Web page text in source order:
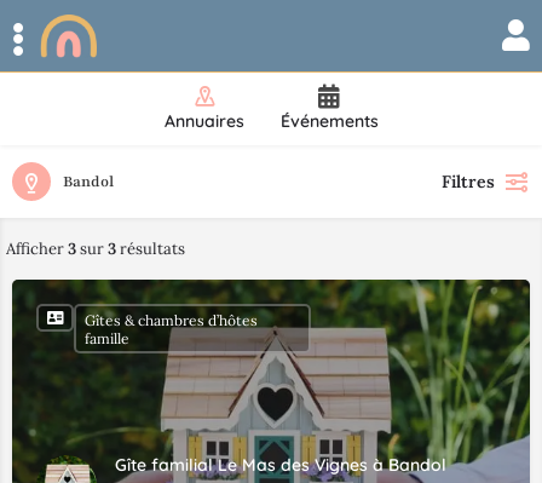
Annuaires Événements
Bandol Filtres
Afficher3sur3résultats
Gîte familial Le Mas des Vignes à Bandol
Gîtes & chambres d’hôtes
famille